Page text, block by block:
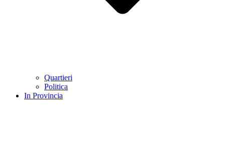
Quartieri
Politica
In Provincia